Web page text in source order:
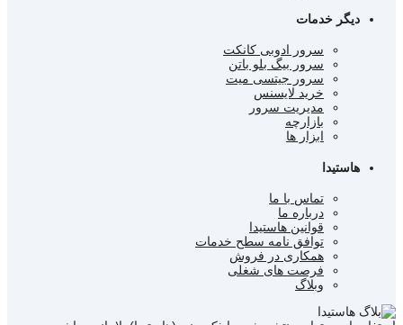
دیگر خدمات
سرور ادوبی کانکت
سرور بیگ بلو باتن
سرور جیتسی میت
خرید لایسنس
مدیریت سرور
بازارچه
ابزار ها
هاستیدا
تماس با ما
درباره ما
قوانین هاستیدا
توافق نامه سطح خدمات
همکاری در فروش
فرصت های شغلی
وبلاگ